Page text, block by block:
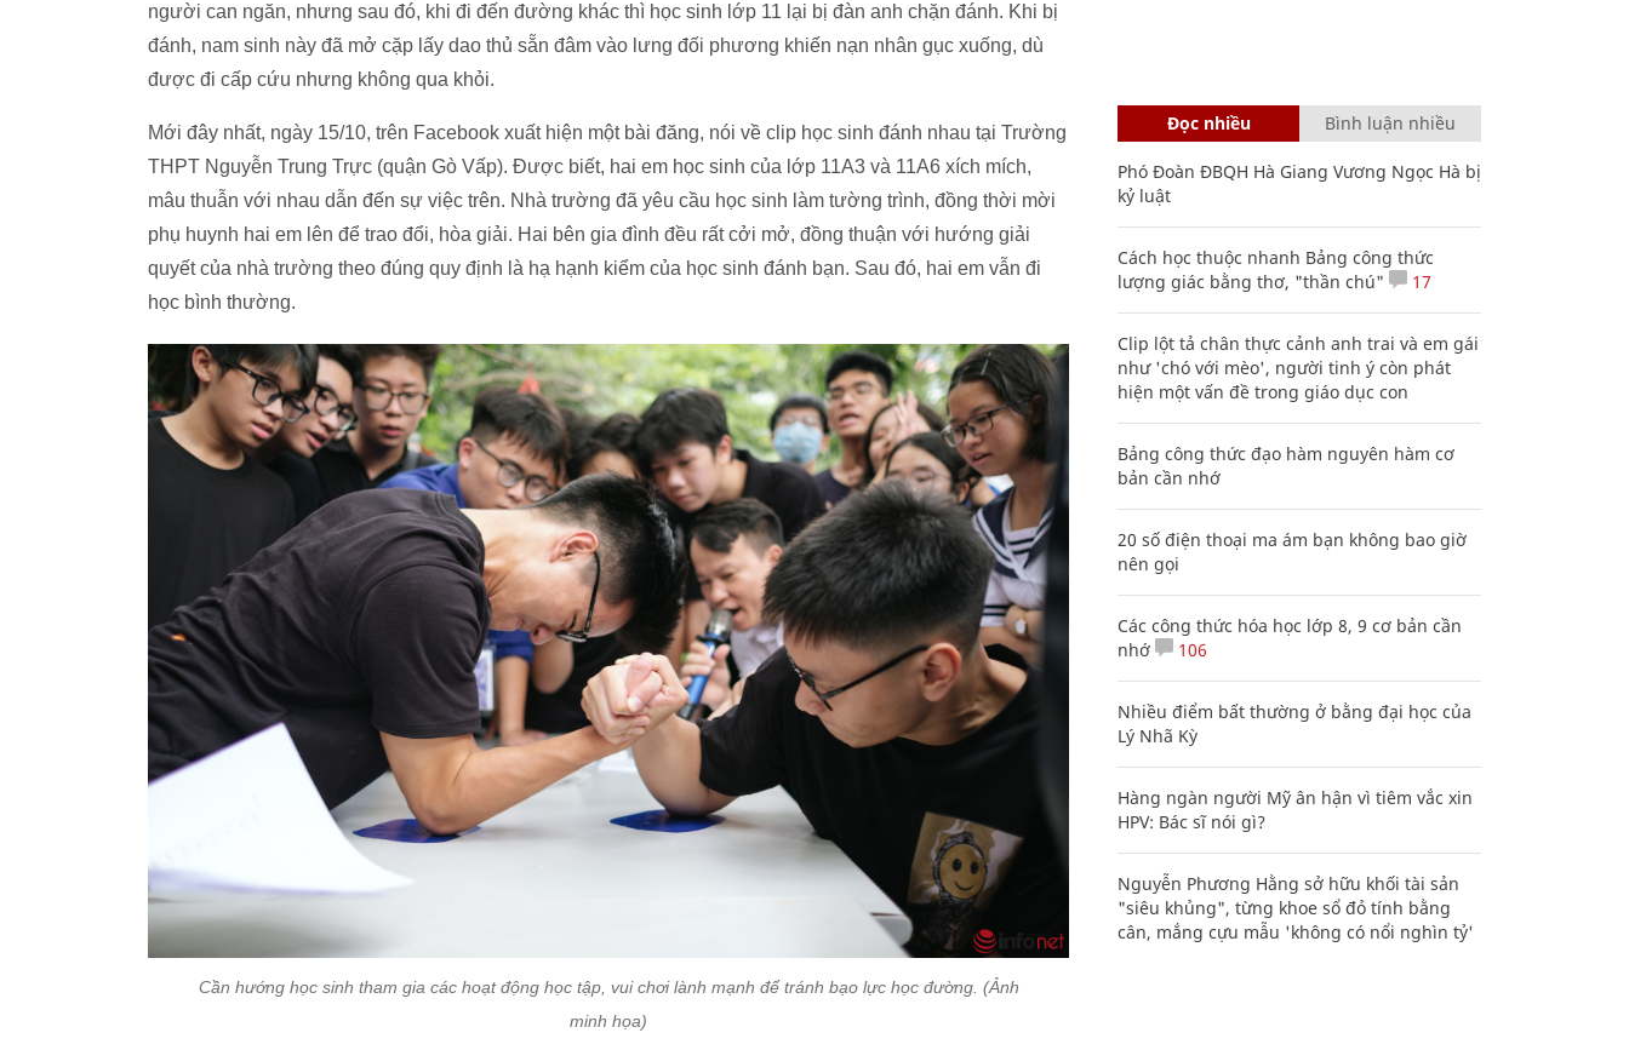
người can ngăn, nhưng sau đó, khi đi đến đường khác thì học sinh lớp 11 lại bị đàn anh chặn đánh. Khi bị
đánh, nam sinh này đã mở cặp lấy dao thủ sẵn đâm vào lưng đối phương khiến nạn nhân gục xuống, dù
được đi cấp cứu nhưng không qua khỏi.
Mới đây nhất, ngày 15/10, trên Facebook xuất hiện một bài đăng, nói về clip học sinh đánh nhau tại Trường
THPT Nguyễn Trung Trực (quận Gò Vấp). Được biết, hai em học sinh của lớp 11A3 và 11A6 xích mích,
mâu thuẫn với nhau dẫn đến sự việc trên. Nhà trường đã yêu cầu học sinh làm tường trình, đồng thời mời
phụ huynh hai em lên để trao đổi, hòa giải. Hai bên gia đình đều rất cởi mở, đồng thuận với hướng giải
quyết của nhà trường theo đúng quy định là hạ hạnh kiểm của học sinh đánh bạn. Sau đó, hai em vẫn đi
học bình thường.
Cần hướng học sinh tham gia các hoạt động học tập, vui chơi lành mạnh để tránh bạo lực học đường. (Ảnh
minh họa)
Đọc nhiều Bình luận nhiều
Phó Đoàn ĐBQH Hà Giang Vương Ngọc Hà bị
kỷ luật
Cách học thuộc nhanh Bảng công thức
lượng giác bằng thơ, "thần chú"
17
Clip lột tả chân thực cảnh anh trai và em gái
như 'chó với mèo', người tinh ý còn phát
hiện một vấn đề trong giáo dục con
Bảng công thức đạo hàm nguyên hàm cơ
bản cần nhớ
20 số điện thoại ma ám bạn không bao giờ
nên gọi
Các công thức hóa học lớp 8, 9 cơ bản cần
nhớ
106
Nhiều điểm bất thường ở bằng đại học của
Lý Nhã Kỳ
Hàng ngàn người Mỹ ân hận vì tiêm vắc xin
HPV: Bác sĩ nói gì?
Nguyễn Phương Hằng sở hữu khối tài sản
"siêu khủng", từng khoe sổ đỏ tính bằng
cân, mắng cựu mẫu 'không có nổi nghìn tỷ'